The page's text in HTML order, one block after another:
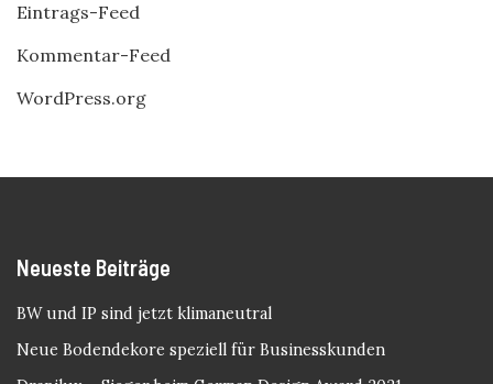
Eintrags-Feed
Kommentar-Feed
WordPress.org
Neueste Beiträge
BW und IP sind jetzt klimaneutral
Neue Bodendekore speziell für Businesskunden